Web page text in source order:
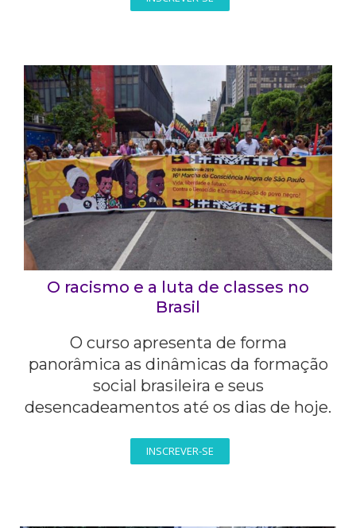
O racismo e a luta de classes no
Brasil
O curso apresenta de forma
panorâmica as dinâmicas da formação
social brasileira e seus
desencadeamentos até os dias de hoje.
INSCREVER-SE